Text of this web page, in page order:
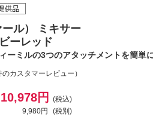
ル） ミキサー
ーレッド
ーミルの3つのアタッチメントを簡単
のカスタマーレビュー）
10,978円
(税込)
9,980円
(税別)